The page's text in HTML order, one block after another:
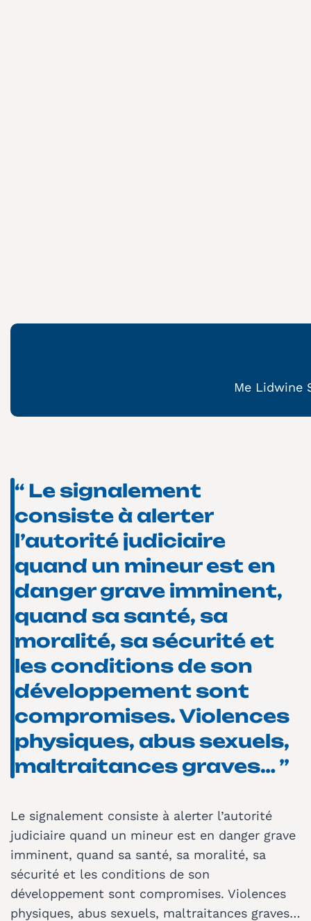
Me Lidwine
“ Le signalement
consiste à alerter
l’autorité judiciaire
quand un mineur est en
danger grave imminent,
quand sa santé, sa
moralité, sa sécurité et
les conditions de son
développement sont
compromises. Violences
physiques, abus sexuels,
maltraitances graves… ”
Le signalement consiste à alerter l’autorité
judiciaire quand un mineur est en danger grave
imminent, quand sa santé, sa moralité, sa
sécurité et les conditions de son
développement sont compromises. Violences
physiques, abus sexuels, maltraitances graves…